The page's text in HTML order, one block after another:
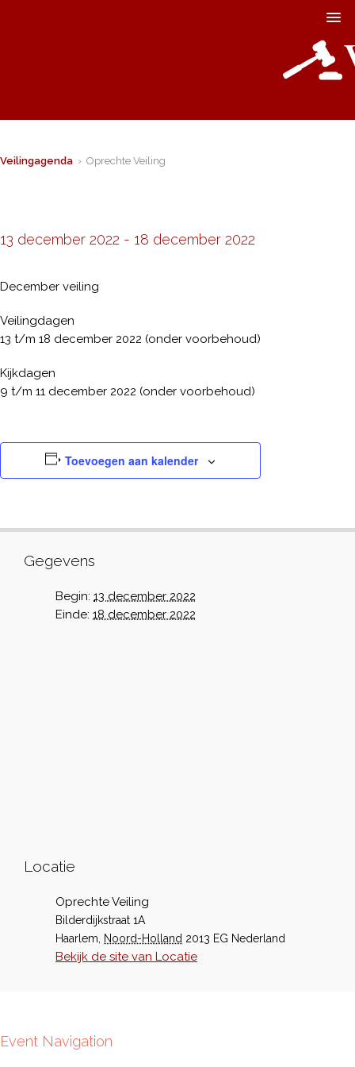
Veilingagenda › Oprechte Veiling
13 december 2022 - 18 december 2022
December veiling
Veilingdagen
13 t/m 18 december 2022 (onder voorbehoud)
Kijkdagen
9 t/m 11 december 2022 (onder voorbehoud)
Toevoegen aan kalender
Gegevens
Begin: 13 december 2022
Einde: 18 december 2022
Locatie
Oprechte Veiling
Bilderdijkstraat 1A
Haarlem
Noord-Holland 2013 EG Nederland
Bekijk de site van Locatie
Event Navigation